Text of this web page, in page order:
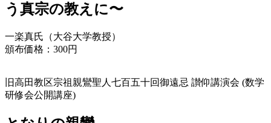
う真宗の教えに〜
一楽真氏（大谷大学教授）
頒布価格：300円
旧高田教区宗祖親鸞聖人 七百五十回御遠忌 讃仰講演会 (数学
研修会公開講座)